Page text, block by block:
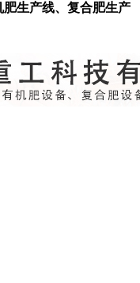
生产线、复合肥生产